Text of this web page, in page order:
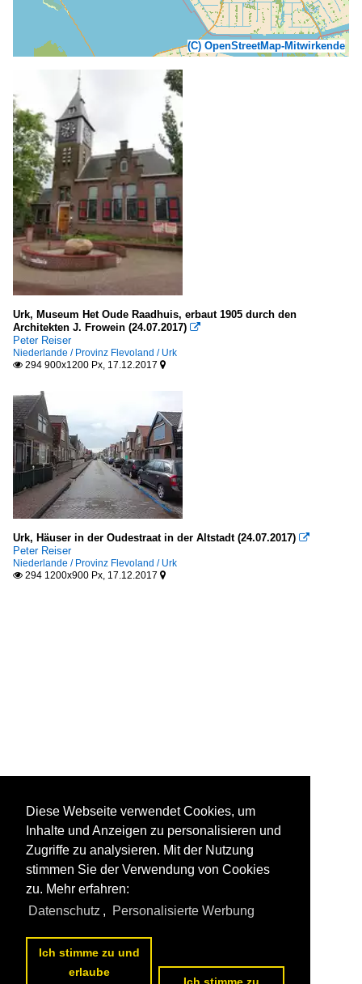
(C) OpenStreetMap-Mitwirkende
Urk, Museum Het Oude Raadhuis, erbaut 1905 durch den
Architekten J. Frowein (24.07.2017) 
Peter Reiser
Niederlande / Provinz Flevoland / Urk
 294 900x1200 Px, 17.12.2017 
Urk, Häuser in der Oudestraat in der Altstadt (24.07.2017) 
Peter Reiser
Niederlande / Provinz Flevoland / Urk
 294 1200x900 Px, 17.12.2017 
Diese Webseite verwendet Cookies, um
Inhalte und Anzeigen zu personalisieren und
Zugriffe zu analysieren. Mit der Nutzung
stimmen Sie der Verwendung von Cookies
zu. Mehr erfahren:
Datenschutz , Personalisierte Werbung
Ich stimme zu und
erlaube